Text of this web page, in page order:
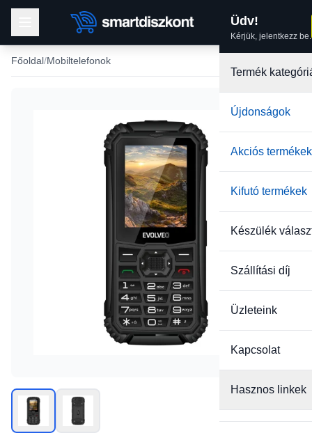
Üdv!
Kérjük, jelentkezz be.
Termék
Újdonságok
Akciós termékek
Kifutó termékek
Készülék
Szállítási díj
Üzleteink
Kapcsolat
Hasznos linkek
Főoldal Mobiltelefonok